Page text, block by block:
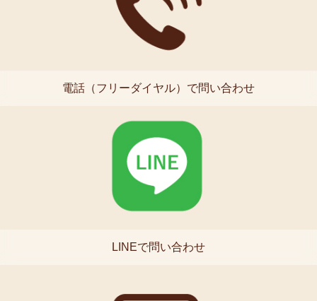
電話（フリーダイヤル）で問い合わせ
LINEで問い合わせ